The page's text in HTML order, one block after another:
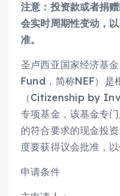
注意：投资款或者捐
会实时周期性变动，
准。
圣卢西亚国家经济基
Fund，简称NEF）是
（Citizenship by
专项基金，该基金专
的符合要求的现金投
度要获得议会批准，
申请条件